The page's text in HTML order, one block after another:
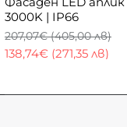
3000K | IP66
138,74€ (271,35 лв)
207,07€ (405,00 лв)